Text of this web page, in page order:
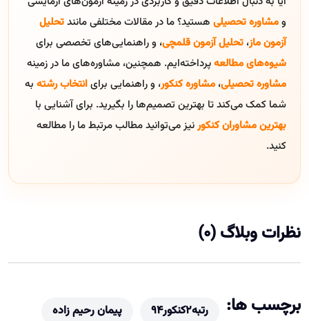
ومشاوره تحصیلی هستید؟ ما در مقالات مختلفی مانندتحلیل
آزمون ماز، تحلیل آزمون قلمچی، و راهنمایی‌های تخصصی برای
شیوه‌های مطالعهپرداخته‌ایم. همچنین، مشاوره‌های ما در زمینه
مشاوره تحصیلی، مشاوره کنکور، و راهنمایی برایانتخاب رشته به
شما کمک می‌کند تا بهترین تصمیم‌ها را بگیرید. برای آشنایی با
بهترین مشاوران کنکورنیز می‌توانید مطالب مرتبط ما را مطالعه
کنید.
نظرات وبلاگ (0)
برچسب ها: رتبه2کنکور94
پیمان رحیم زاده